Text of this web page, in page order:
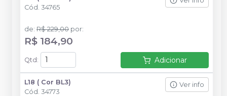
Cód. 34765
de: R$ 229,00 por:
R$ 184,90
Qtd : Adicionar
L18 ( Cor BL3)
Cód. 34773
Ver info